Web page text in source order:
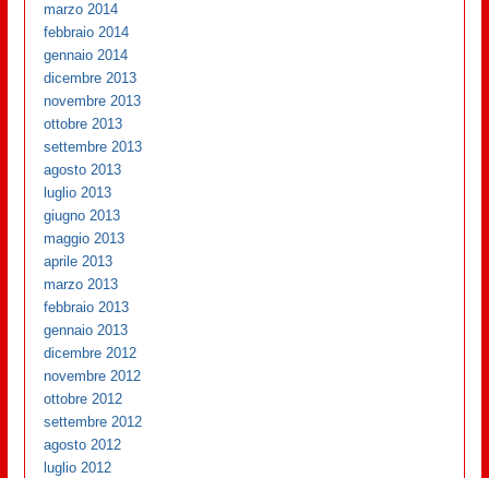
marzo 2014
febbraio 2014
gennaio 2014
dicembre 2013
novembre 2013
ottobre 2013
settembre 2013
agosto 2013
luglio 2013
giugno 2013
maggio 2013
aprile 2013
marzo 2013
febbraio 2013
gennaio 2013
dicembre 2012
novembre 2012
ottobre 2012
settembre 2012
agosto 2012
luglio 2012